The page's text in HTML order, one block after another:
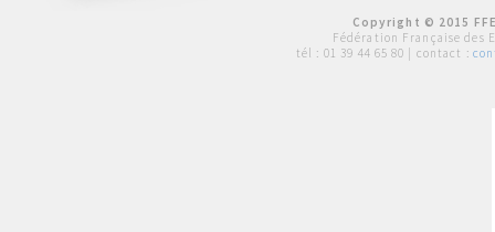
Copyright © 2015
Fédération Française des
tél : 01 39 44 65 80 | contact :